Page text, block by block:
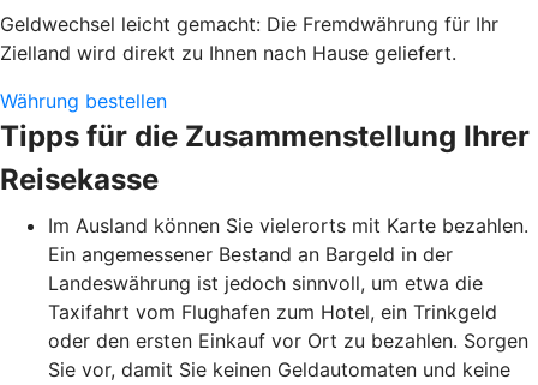
Geldwechsel leicht gemacht: Die Fremdwährung für Ihr
Zielland wird direkt zu Ihnen nach Hause geliefert.
Währung bestellen
Tipps für die Zusammenstellung Ihrer
Reisekasse
Im Ausland können Sie vielerorts mit Karte bezahlen.
Ein angemessener Bestand an Bargeld in der
Landeswährung ist jedoch sinnvoll, um etwa die
Taxifahrt vom Flughafen zum Hotel, ein Trinkgeld
oder den ersten Einkauf vor Ort zu bezahlen. Sorgen
Sie vor, damit Sie keinen Geldautomaten und keine